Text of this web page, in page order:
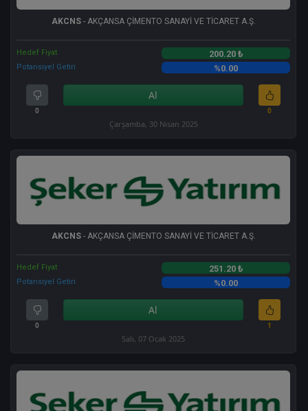
AKCNS- AKÇANSA ÇİMENTO SANAYİ VE TİCARET A.Ş.
Hedef Fiyat 200.20 ₺
Potansiyel Getiri %0.00
0
Al
0
Çarşamba, 30 Nisan 2025
AKCNS- AKÇANSA ÇİMENTO SANAYİ VE TİCARET A.Ş.
Hedef Fiyat 251.20 ₺
Potansiyel Getiri %0.00
0
Al
1
Salı, 07 Ocak 2025